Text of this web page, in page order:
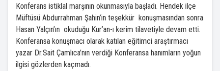
Konferans istiklal marşının okunmasıyla başladı. Hendek ilçe
Müftüsü Abdurrahman Şahin’in teşekkür konuşmasından sonra
Hasan Yalçın’ın okuduğu Kur’an-ı kerim tilavetiyle devam etti.
Konferansa konuşmacı olarak katılan eğitimci araştırmacı
yazar Dr.Sait Çamlıca’nın verdiği Konferansa hanımların yoğun
ilgisi gözlerden kaçmadı.